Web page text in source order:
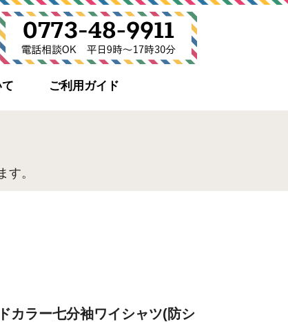
ご利用ガイド
す。
カラー七分袖ワイシャツ(防シ